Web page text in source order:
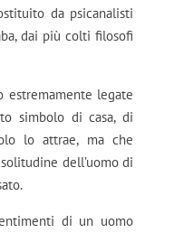
da psicanalisti
dai più colti filosofi
estremamente legate
simbolo di casa, di
lo attrae, ma che
dell’uomo di
di un uomo